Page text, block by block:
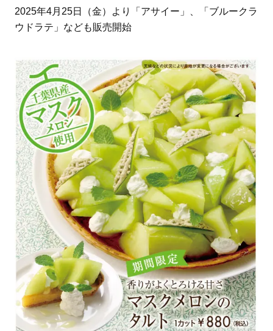
2025年4月25日（金）より「アサイー」、「ブルークラ
ウドラテ」なども販売開始